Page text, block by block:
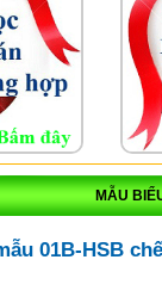
MẪU
01B-HSB